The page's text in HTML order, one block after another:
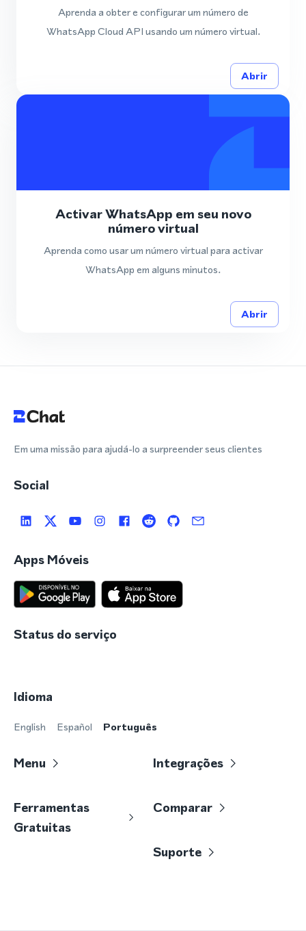
Aprenda a obter e configurar um número de
WhatsApp Cloud API usando um número virtual.
Abrir
Activar WhatsApp em seu novo
número virtual
Aprenda como usar um número virtual para activar
WhatsApp em alguns minutos.
Abrir
Em uma missão para ajudá-lo a surpreender seus clientes
Social
Apps Móveis
Status do serviço
Idioma
English Español Português
Menu Integrações
Ferramentas
Gratuitas
Comparar
Suporte